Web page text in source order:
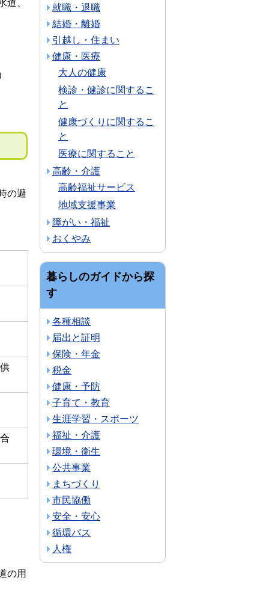
、
の避
の用
就職・退職
結婚・離婚
引越し・住まい
健康・医療
大人の健康
検診・健診に関するこ
と
健康づくりに関するこ
と
医療に関すること
高齢・介護
高齢福祉サービス
地域支援事業
障がい・福祉
おくやみ
暮らしのガイドから探
す
各種相談
届出と証明
保険・年金
税金
健康・予防
子育て・教育
生涯学習・スポーツ
福祉・介護
環境・衛生
公共事業
まちづくり
市民協働
安全・安心
循環バス
人権